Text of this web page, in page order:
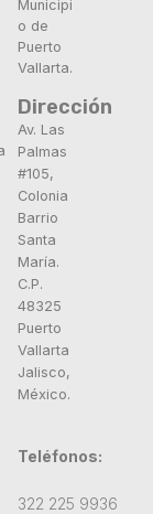
Municipi
o de
Puerto
Vallarta.
Dirección
Av. Las
Palmas
#105,
Colonia
Barrio
Santa
María.
C.P.
48325
Puerto
Vallarta
Jalisco,
México.
Teléfonos:
322 225 9936